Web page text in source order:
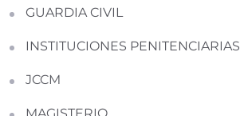
GUARDIA CIVIL
INSTITUCIONES PENITENCIARIAS
JCCM